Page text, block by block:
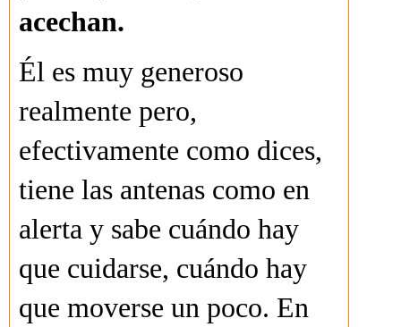
acechan.
Él es muy generoso
realmente pero,
efectivamente como dices,
tiene las antenas como en
alerta y sabe cuándo hay
que cuidarse, cuándo hay
que moverse un poco. En